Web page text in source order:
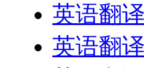
英语翻
英语翻